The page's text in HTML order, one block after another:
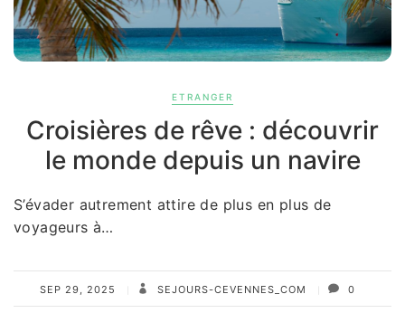
ETRANGER
Croisières de rêve : découvrir
le monde depuis un navire
S’évader autrement attire de plus en plus de
voyageurs à…
SEP 29, 2025 SEJOURS-CEVENNES_COM 0